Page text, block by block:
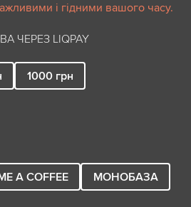
і гідними вашого часу.
ЧЕРЕЗ LIQPAY
1000 грн
A COFFEE
МОНОБАЗА